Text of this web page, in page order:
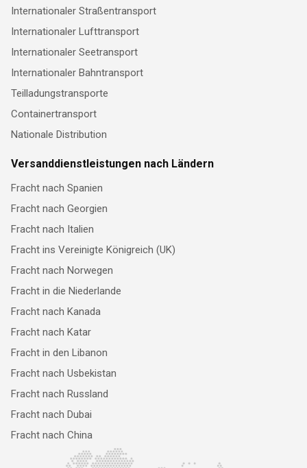
Internationaler Straßentransport
Internationaler Lufttransport
Internationaler Seetransport
Internationaler Bahntransport
Teilladungstransporte
Containertransport
Nationale Distribution
Versanddienstleistungen nach Ländern
Fracht nach Spanien
Fracht nach Georgien
Fracht nach Italien
Fracht ins Vereinigte Königreich (UK)
Fracht nach Norwegen
Fracht in die Niederlande
Fracht nach Kanada
Fracht nach Katar
Fracht in den Libanon
Fracht nach Usbekistan
Fracht nach Russland
Fracht nach Dubai
Fracht nach China